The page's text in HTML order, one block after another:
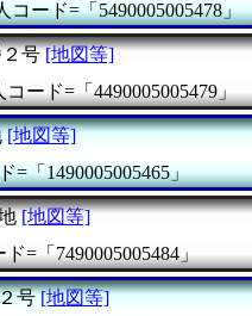
コード=「5490005005478」
号 [地図等]
コード=「4490005005479」
[地図等]
=「1490005005465」
[地図等]
=「7490005005484」
号 [地図等]